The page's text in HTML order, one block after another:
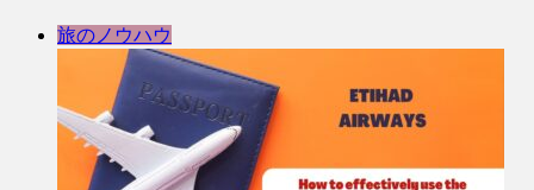
旅のノウハウ